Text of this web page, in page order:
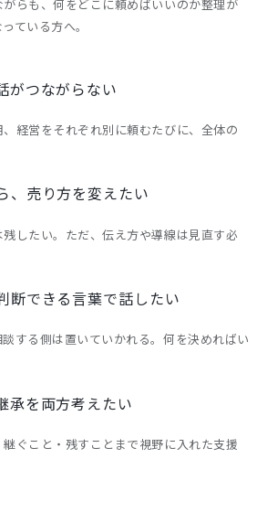
らも、何をどこに頼めばいいのか整理が
ている方へ。
がつながらない
経営をそれぞれ別に頼むたびに、全体の
、売り方を変えたい
したい。ただ、伝え方や導線は見直す必
断できる言葉で話したい
する側は置いていかれる。何を決めればい
承を両方考えたい
ぐこと・残すことまで視野に入れた支援